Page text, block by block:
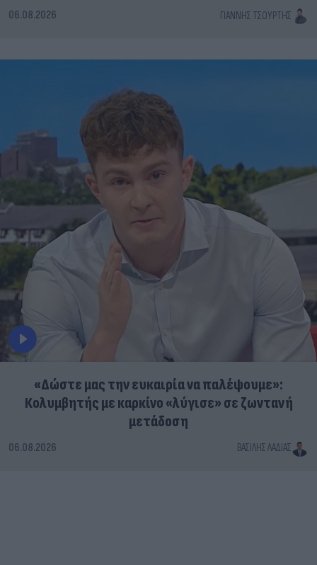
06.08.2026 ΓΙΆΝΝΗΣ ΤΣΟΎΡΤΗΣ
«Δώστε μας την ευκαιρία να παλέψουμε»:
Κολυμβητής με καρκίνο «λύγισε» σε ζωντανή
μετάδοση
06.08.2026 ΒΑΣΊΛΗΣ ΛΑΔΙΆΣ